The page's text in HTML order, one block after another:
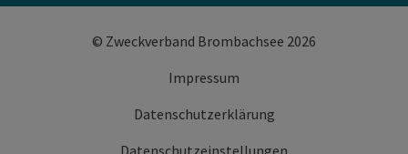
© Zweckverband Brombachsee 2026
Impressum
Datenschutzerklärung
Datenschutzeinstellungen